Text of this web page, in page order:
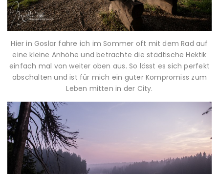
Hier in Goslar fahre ich im Sommer oft mit dem Rad auf
eine kleine Anhöhe und betrachte die städtische Hektik
einfach mal von weiter oben aus. So lässt es sich perfekt
abschalten und ist für mich ein guter Kompromiss zum
Leben mitten in der City.